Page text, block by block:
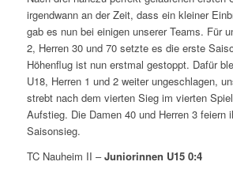
irgendwann an der Zeit, dass ein kleiner
gab es nun bei einigen unserer Teams. Für
2, Herren 30 und 70 setzte es die erste
Höhenflug ist nun erstmal gestoppt. Dafür
U18, Herren 1 und 2 weiter ungeschlagen,
strebt nach dem vierten Sieg im vierten
Aufstieg. Die Damen 40 und Herren 3 feiern
Saisonsieg.
TC Nauheim II –Juniorinnen U15 0:4